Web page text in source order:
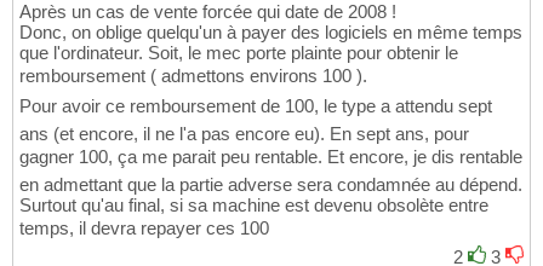
Après un cas de vente forcée qui date de 2008 !
Donc, on oblige quelqu'un à payer des logiciels en même temps
que l'ordinateur. Soit, le mec porte plainte pour obtenir le
remboursement ( admettons environs 100 ).
Pour avoir ce remboursement de 100, le type a attendu sept
ans (et encore, il ne l'a pas encore eu). En sept ans, pour
gagner 100, ça me parait peu rentable. Et encore, je dis rentable
en admettant que la partie adverse sera condamnée au dépend.
Surtout qu'au final, si sa machine est devenu obsolète entre
temps, il devra repayer ces 100
2
3